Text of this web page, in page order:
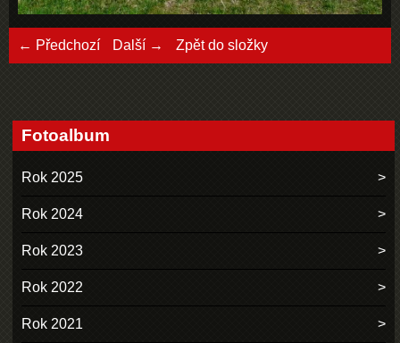
← Předchozí Další → Zpět do složky
Fotoalbum
Rok 2025
Rok 2024
Rok 2023
Rok 2022
Rok 2021